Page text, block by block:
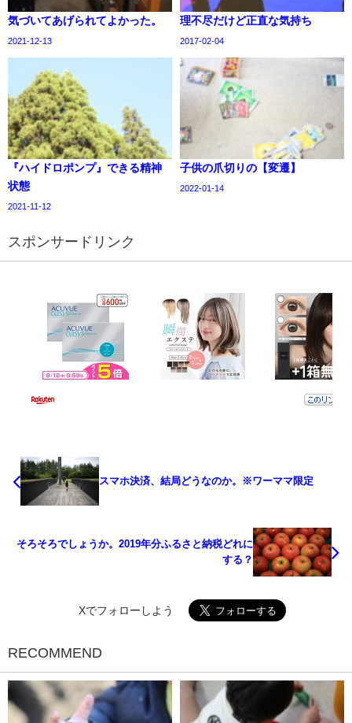
気づいてあげられてよかった。
2021-12-13
理不尽だけど正直な気持ち
2017-02-04
『ハイドロポンプ』できる精神
状態
2021-11-12
子供の爪切りの【変遷】
2022-01-14
スポンサードリンク
スマホ決済、結局どうなのか。※ワーママ限定
そろそろでしょうか。2019年分ふるさと納税どれに
する？
Xでフォローしよう
RECOMMEND